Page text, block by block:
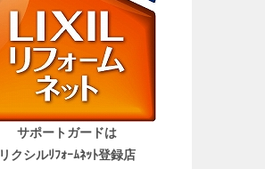
サポートガードは
リクシルﾘﾌｫｰﾑﾈｯﾄ登録店